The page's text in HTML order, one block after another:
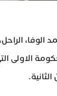
السابق محمد
الاولى